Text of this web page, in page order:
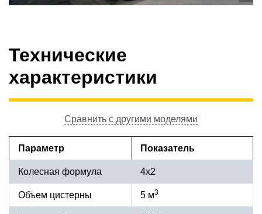
Технические
характеристики
Сравнить с другими моделями
Параметр Показатель
Колесная формула 4х2
Объем цистерны 5 м3